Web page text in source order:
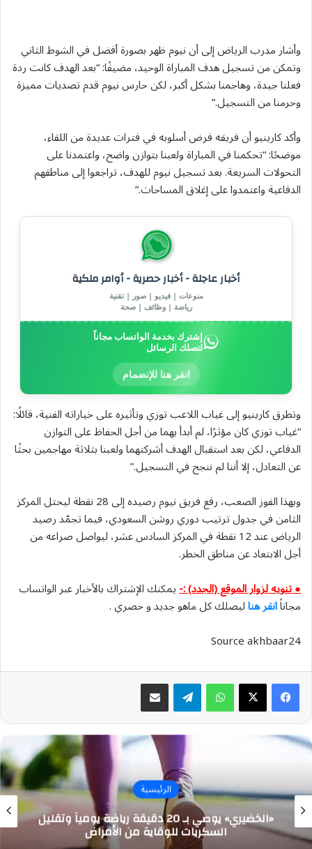
وأشار مدرب الرياض إلى أن نيوم ظهر بصورة أفضل في الشوط الثاني
وتمكن من تسجيل هدف المباراة الوحيد، مضيفًا: “بعد الهدف كانت ردة
فعلنا جيدة، وهاجمنا بشكل أكبر، لكن حارس نيوم قدم تصديات مميزة
وحرمنا من التسجيل.”
وأكد كارينيو أن فريقه فرض أسلوبه في فترات عديدة من اللقاء،
موضحًا: “تحكمنا في المباراة ولعبنا بتوازن واضح، واعتمدنا على
التحولات السريعة. بعد تسجيل نيوم للهدف، تراجعوا إلى مناطقهم
الدفاعية واعتمدوا على إغلاق المساحات.”
أخبار عاجلة - أخبار حصرية - أوامر ملكية
منوعات | فيديو | صور | تقنية
رياضة | وظائف | صحة
إشترك بخدمة الواتساب مجاناً
لتصلك الرسائل
انقر هنا للإنضمام
وتطرق كارينيو إلى غياب اللاعب توزي وتأثيره على خياراته الفنية، قائلًا:
“غياب توزي كان مؤثرًا، لم أبدأ بهما من أجل الحفاظ على التوازن
الدفاعي، لكن بعد استقبال الهدف أشركتهما ولعبنا بثلاثة مهاجمين بحثًا
عن التعادل، إلا أننا لم ننجح في التسجيل.”
وبهذا الفوز الصعب، رفع فريق نيوم رصيده إلى 28 نقطة ليحتل المركز
الثامن في جدول ترتيب دوري روشن السعودي، فيما تجمّد رصيد
الرياض عند 12 نقطة في المركز السادس عشر، ليواصل صراعه من
أجل الابتعاد عن مناطق الخطر.
● تنويه لزوار الموقع (الجدد) :-يمكنك الإشتراك بالأخبار عبر الواتساب
مجاناًانقر هناليصلك كل ماهو جديد و حصري .
Source akhbaar24
واتسابتيلقرام مشاركة عبر البريد
الرئيسية
«الخضيري» يوصي بـ 20 دقيقة رياضة يومياً وتقليل
السكريات للوقاية من الأمراض